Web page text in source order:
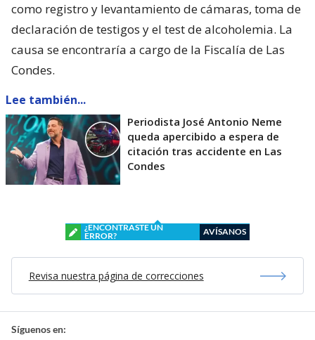
como registro y levantamiento de cámaras, toma de
declaración de testigos y el test de alcoholemia. La
causa se encontraría a cargo de la Fiscalía de Las
Condes.
Lee también...
Periodista José Antonio Neme
queda apercibido a espera de
citación tras accidente en Las
Condes
¿ENCONTRASTE UN
ERROR?
AVÍSANOS
Revisa nuestra página de correcciones
Síguenos en: